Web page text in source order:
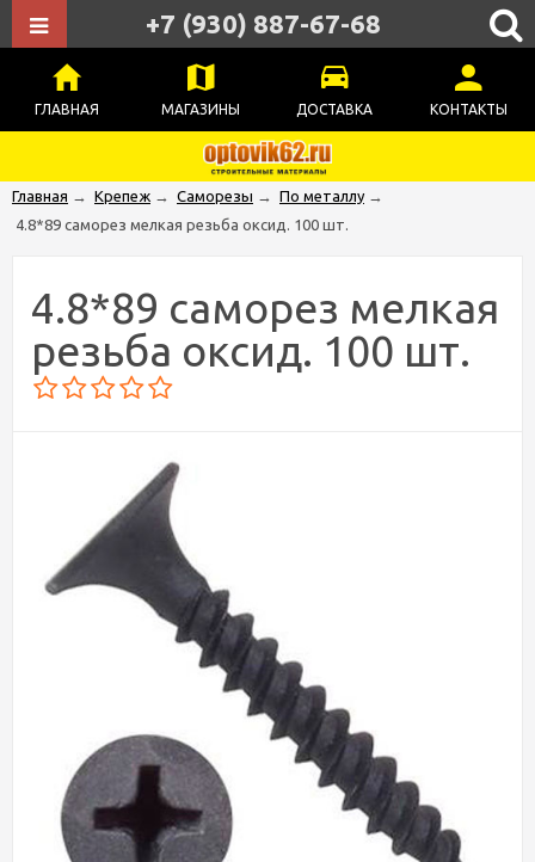
ГЛАВНАЯ МАГАЗИНЫ ДОСТАВКА КОНТАКТЫ
+7 (930) 887-67-68
Главная → Крепеж → Саморезы → По металлу →
4.8*89 саморез мелкая резьба оксид. 100 шт.
4.8*89 саморез мелкая
резьба оксид. 100 шт.